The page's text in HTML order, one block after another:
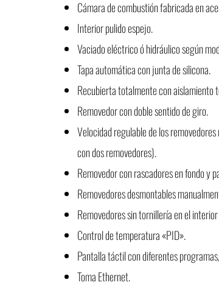
Cámara de combustión fabricada en
Interior pulido espejo.
Vaciado eléctrico ó hidráulico según
Tapa automática con junta de silicona.
Recubierta totalmente con aislamiento
Removedor con doble sentido de giro.
Velocidad regulable de los
con dos removedores).
Removedor con rascadores en fondo y
Removedores desmontables
Removedores sin tornillería en el
Control de temperatura «PID».
Pantalla táctil con diferentes
Toma Ethernet.